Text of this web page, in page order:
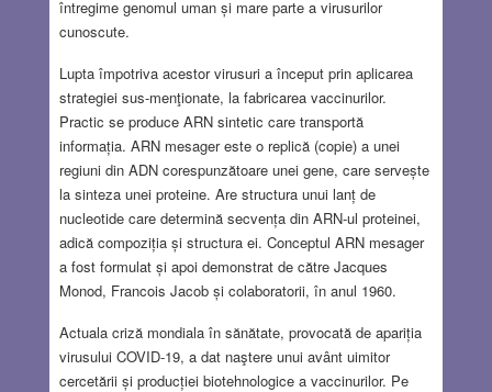
întregime genomul uman și mare parte a virusurilor
cunoscute.
Lupta împotriva acestor virusuri a început prin aplicarea
strategiei sus-menţionate, la fabricarea vaccinurilor.
Practic se produce ARN sintetic care transportă
informația. ARN mesager este o replică (copie) a unei
regiuni din ADN corespunzătoare unei gene, care servește
la sinteza unei proteine. Are structura unui lanț de
nucleotide care determină secvența din ARN-ul proteinei,
adică compoziția și structura ei. Conceptul ARN mesager
a fost formulat și apoi demonstrat de către Jacques
Monod, Francois Jacob și colaboratorii, în anul 1960.
Actuala criză mondiala în sănătate, provocată de apariția
virusului COVID-19, a dat naştere unui avânt uimitor
cercetării și producției biotehnologice a vaccinurilor. Pe